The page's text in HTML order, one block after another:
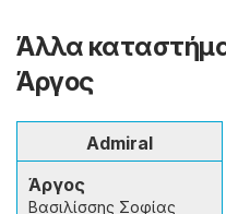
Άλλα
Άργος
Admiral
Άργος
Βασιλίσσης Σοφίας